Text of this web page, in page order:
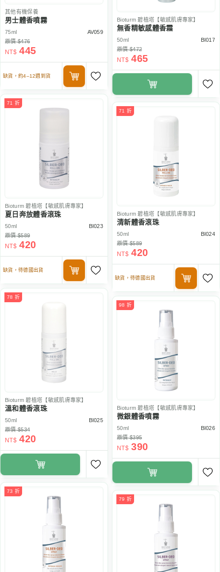
其他有機保養
男士體香噴霧
75ml
AV059
原價 $476
NT$ 445
缺貨，約4–12週到貨
Bioturm 碧植塔【敏感肌膚專家】
無香精敏感體香霜
50ml
BI017
原價 $472
NT$ 465
71 折
Bioturm 碧植塔【敏感肌膚專家】
夏日奔放體香滾珠
50ml
BI023
原價 $589
NT$ 420
缺貨，待德國出貨
71 折
Bioturm 碧植塔【敏感肌膚專家】
清新體香滾珠
50ml
BI024
原價 $589
NT$ 420
缺貨，待德國出貨
78 折
Bioturm 碧植塔【敏感肌膚專家】
溫和體香滾珠
50ml
BI025
原價 $534
NT$ 420
98 折
Bioturm 碧植塔【敏感肌膚專家】
微銀體香噴霧
50ml
BI026
原價 $395
NT$ 390
73 折
79 折